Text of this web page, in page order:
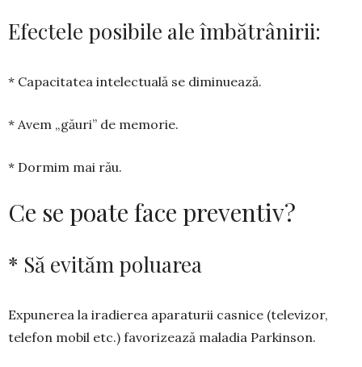
Efectele posibile ale îmbătrâ­ni­rii:
* Capacitatea intelectuală se diminuează.
* Avem „găuri” de memorie.
* Dormim mai rău.
Ce se poate face preventiv?
* Să evităm poluarea
Expunerea la iradierea apara­turii casnice (te­levi­zor,
telefon mo­bil etc.) fa­vo­rizează ma­­ladia Par­kinson.